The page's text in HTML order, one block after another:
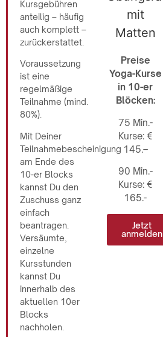
Kursgebühren
anteilig – häufig
auch komplett –
zurückerstattet.
Voraussetzung
ist eine
regelmäßige
Teilnahme (mind.
80%).
Mit Deiner
Teilnahmebescheinigung
am Ende des
10-er Blocks
kannst Du den
Zuschuss ganz
einfach
beantragen.
Versäumte,
einzelne
Kursstunden
kannst Du
innerhalb des
aktuellen 10er
Blocks
nachholen.
Preise
Yoga-Kurse
in 10-er
Blöcken:
75 Min.-
Kurse: €
145.–
90 Min.-
Kurse: €
165.-
Jetzt
anmelden